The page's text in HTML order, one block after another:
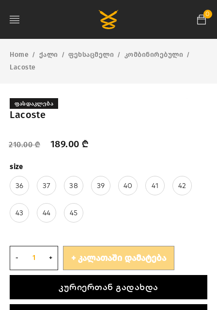
0
Home / ქალი / ფეხსაცმელი / კომბინირებული /
Lacoste
ᲤᲐᲡᲓᲐᲙᲚᲔᲑᲐ
Lacoste
210.00₾ 189.00 ₾
size
36 37 38 39 40 41 42
43 44 45
ᲙᲐᲚᲐᲗᲐᲨᲘ ᲓᲐᲛᲐᲢᲔᲑᲐ
კურიერთან გადახდა